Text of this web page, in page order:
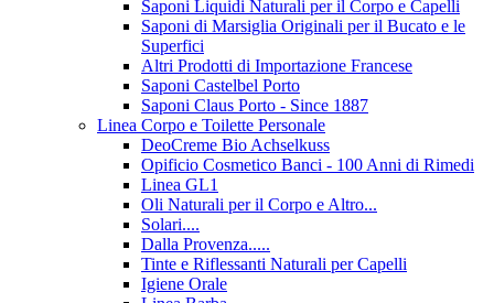
Saponi Liquidi Naturali per il Corpo e Capelli
Saponi di Marsiglia Originali per il Bucato e le
Superfici
Altri Prodotti di Importazione Francese
Saponi Castelbel Porto
Saponi Claus Porto - Since 1887
Linea Corpo e Toilette Personale
DeoCreme Bio Achselkuss
Opificio Cosmetico Banci - 100 Anni di Rimedi
Linea GL1
Oli Naturali per il Corpo e Altro...
Solari....
Dalla Provenza.....
Tinte e Riflessanti Naturali per Capelli
Igiene Orale